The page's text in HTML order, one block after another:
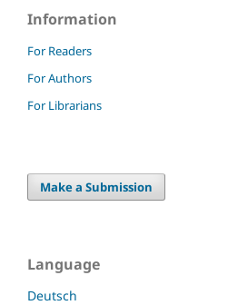
Information
For Readers
For Authors
For Librarians
Make a Submission
Language
Deutsch